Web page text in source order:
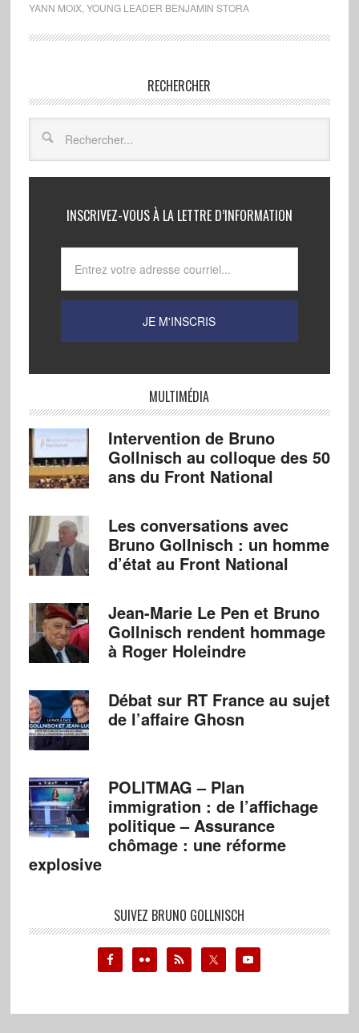
YANN MOIX, YOUNG LEADER BENJAMIN STORA
RECHERCHER
INSCRIVEZ-VOUS À LA LETTRE D’INFORMATION
MULTIMÉDIA
Intervention de Bruno
Gollnisch au colloque des 50
ans du Front National
Les conversations avec
Bruno Gollnisch : un homme
d’état au Front National
Jean-Marie Le Pen et Bruno
Gollnisch rendent hommage
à Roger Holeindre
Débat sur RT France au sujet
de l’affaire Ghosn
POLITMAG – Plan
immigration : de l’affichage
politique – Assurance
chômage : une réforme
explosive
SUIVEZ BRUNO GOLLNISCH